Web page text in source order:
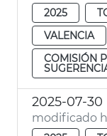
2025
VALENCIA
COMISIÓN
2025-07-30
modificado